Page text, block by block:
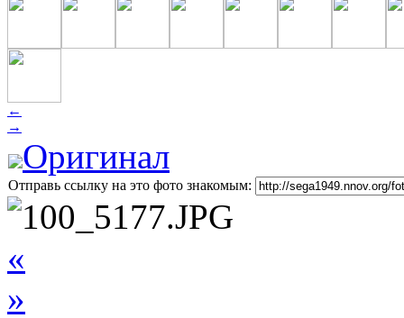
←
→
Оригинал
Отправь ссылку на это фото знакомым:
«
»